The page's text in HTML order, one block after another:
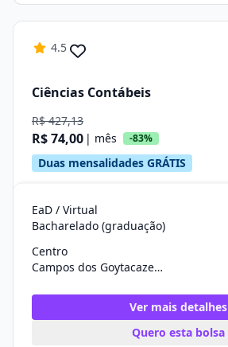
4.5
Ciências Contábeis
R$ 427,13
R$ 74,00 | mês -83%
Duas mensalidades GRÁTIS
EaD / Virtual
Bacharelado (graduação)
Centro
Campos dos Goytacazes/RJ
Ver mais detalhes
Quero esta bolsa